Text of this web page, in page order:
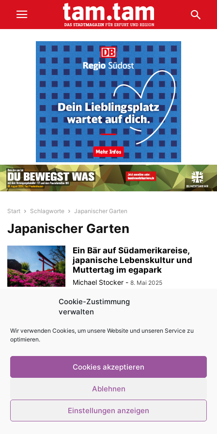
Cookie-Zustimmung
verwalten
Wir verwenden Cookies, um unsere Website und unseren Service zu
optimieren.
Cookies akzeptieren
Ablehnen
Einstellungen anzeigen
Start Schlagworte Japanischer Garten
Japanischer Garten
Ein Bär auf Südamerikareise,
japanische Lebenskultur und
Muttertag im egapark
Michael Stocker - 8. Mai 2025
© Stadtmagazin tam.tam 2026